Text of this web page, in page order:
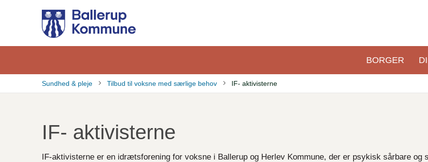
hovedindhold
Primær
BORGER
Sundhed & pleje Tilbud til voksne med særlige behov IF- aktivisterne
IF- aktivisterne
​IF-aktivisterne er en idrætsforening for voksne i Ballerup og Herlev Kommune, der er psykisk sårbare og